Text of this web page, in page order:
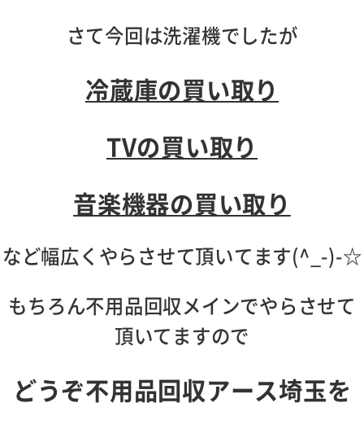
さて今回は洗濯機でしたが
冷蔵庫の買い取り
TVの買い取り
音楽機器の買い取り
など幅広くやらさせて頂いてます(^_-)-☆
もちろん不用品回収メインでやらさせて
頂いてますので
どうぞ不用品回収アース埼玉を